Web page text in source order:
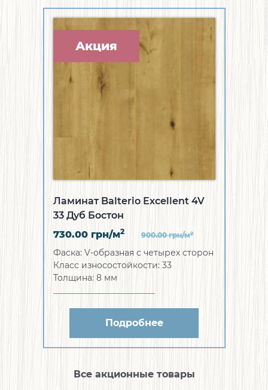
Акция
Ламинат Balterio Excellent 4V
33 Дуб Бостон
730.00 грн/м2 900.00грн/м2
Фаска: V-образная с четырех сторон
Класс износостойкости: 33
Толщина: 8 мм
Подробнее
Все акционные товары